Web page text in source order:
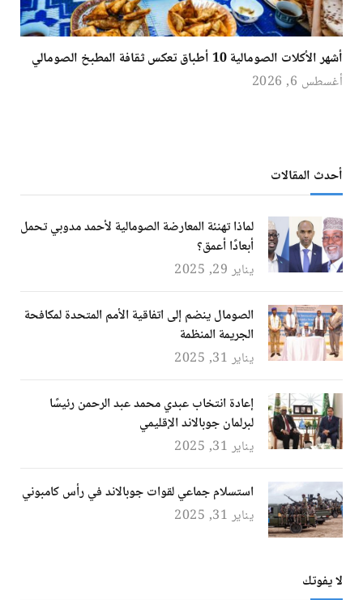
أشهر الأكلات الصومالية 10 أطباق تعكس ثقافة المطبخ الصومالي
أغسطس 6, 2026
أحدث المقالات
لماذا تهنئة المعارضة الصومالية لأحمد مدوبي تحمل
أبعادًا أعمق؟
يناير 29, 2025
الصومال ينضم إلى اتفاقية الأمم المتحدة لمكافحة
الجريمة المنظمة
يناير 31, 2025
إعادة انتخاب عبدي محمد عبد الرحمن رئيسًا
لبرلمان جوبالاند الإقليمي
يناير 31, 2025
استسلام جماعي لقوات جوبالاند في رأس كامبوني
يناير 31, 2025
لا يفوتك